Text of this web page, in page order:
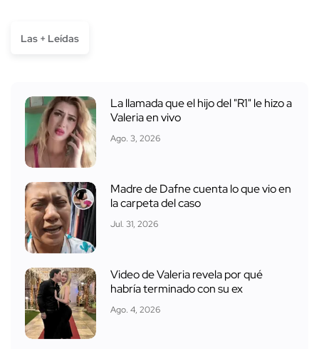
Las + Leídas
La llamada que el hijo del "R1" le hizo a
Valeria en vivo
Ago. 3, 2026
Madre de Dafne cuenta lo que vio en
la carpeta del caso
Jul. 31, 2026
Video de Valeria revela por qué
habría terminado con su ex
Ago. 4, 2026